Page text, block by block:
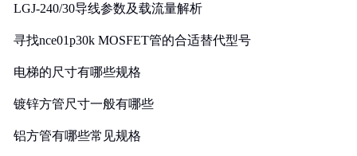
LGJ-240/30导线参数及载流量解析
寻找nce01p30k MOSFET管的合适替代型号
电梯的尺寸有哪些规格
镀锌方管尺寸一般有哪些
铝方管有哪些常见规格